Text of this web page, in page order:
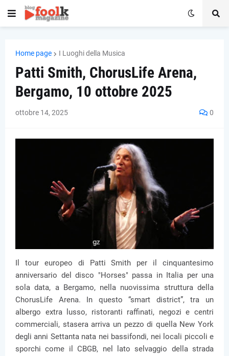
Home page I Luoghi della Musica
Patti Smith, ChorusLife Arena,
Bergamo, 10 ottobre 2025
ottobre 14, 2025 0
Il tour europeo di Patti Smith per il cinquantesimo
anniversario del disco "Horses" passa in Italia per una
sola data, a Bergamo, nella nuovissima struttura della
ChorusLife Arena. In questo “smart district”, tra un
albergo extra lusso, ristoranti raffinati, negozi e centri
commerciali, stasera arriva un pezzo di quella New York
degli anni Settanta nata nei bassifondi, nei locali piccoli e
sporchi come il CBGB, nel lato selvaggio della strada